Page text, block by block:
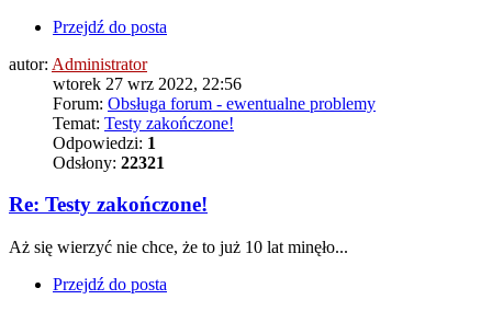
Przejdź do posta
autor: Administrator
wtorek 27 wrz 2022, 22:56
Forum: Obsługa forum - ewentualne problemy
Temat: Testy zakończone!
Odpowiedzi: 1
Odsłony: 22321
Re: Testy zakończone!
Aż się wierzyć nie chce, że to już 10 lat minęło...
Przejdź do posta